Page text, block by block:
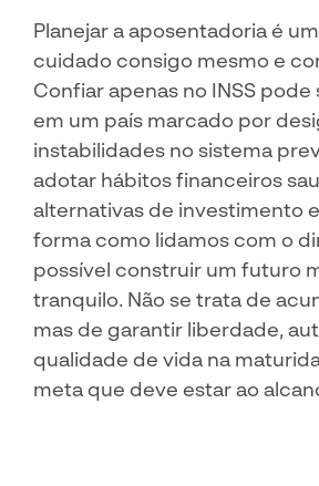
Planejar a aposentadoria é
cuidado consigo mesmo e
Confiar apenas no INSS
em um país marcado por
instabilidades no sistema
adotar hábitos financeiros
alternativas de investimento
forma como lidamos com o
possível construir um futuro
tranquilo. Não se trata de
mas de garantir liberdade,
qualidade de vida na
meta que deve estar ao